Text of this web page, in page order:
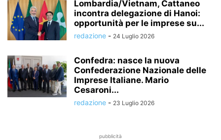
Lombardia/Vietnam, Cattaneo
incontra delegazione di Hanoi:
opportunità per le imprese su...
redazione - 24 Luglio 2026
Confedra: nasce la nuova
Confederazione Nazionale delle
Imprese Italiane. Mario
Cesaroni...
redazione - 23 Luglio 2026
pubblicità